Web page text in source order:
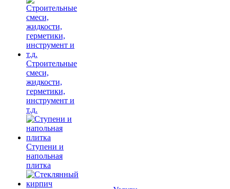
Строительные
смеси,
жидкости,
герметики,
инструмент и
т.д.
Ступени и
напольная
плитка